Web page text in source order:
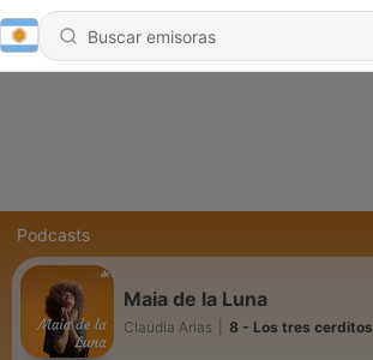
Podcasts
Maia de la Luna
Claudia Arias 8 - Los tres cerditos